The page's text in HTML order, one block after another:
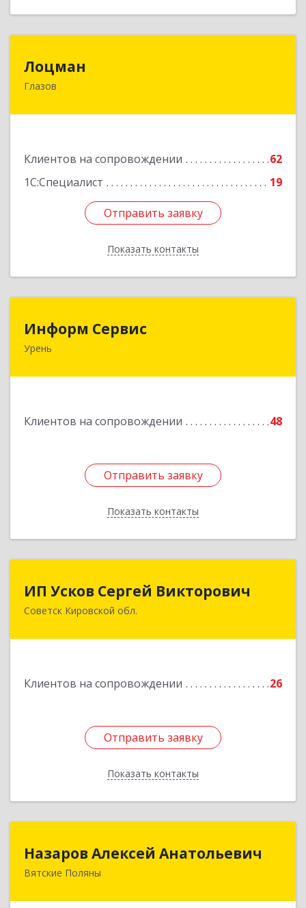
Лоцман
Глазов
Клиентов на сопровождении
62
1С:Специалист
19
Отправить заявку
Показать контакты
427620, Удмуртская Респ, Глазов г, Сибирская
Отправить заявку
Назад
Информ Сервис
Урень
Клиентов на сопровождении 48
Отправить заявку
Показать контакты
Отправить заявку
Назад
ИП Усков Сергей Викторович
Советск Кировской обл.
Клиентов на сопровождении 26
Отправить заявку
Показать контакты
ИП Усков Сергей Викторович
613340, Кировская обл, Советск г, Дружбы ул,
Отправить заявку
Назад
Назаров Алексей Анатольевич
Вятские Поляны
Назаров Алексей Анатольевич
612964,Кировская обл,город Вятские Поляны